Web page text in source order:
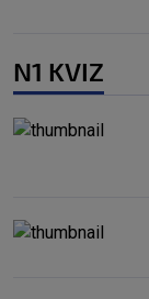
N1 KVIZ